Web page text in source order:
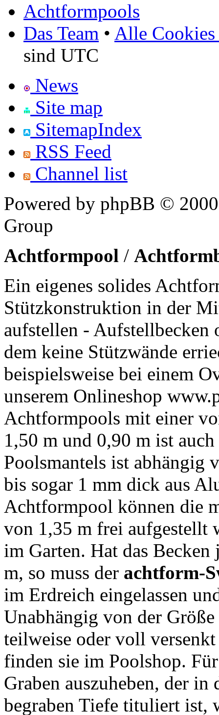
Achtformpools
Das Team • Alle Cookies
sind UTC
News
Site map
SitemapIndex
RSS Feed
Channel list
Powered by phpBB ©
Group
Achtformpool /
Ein eigenes solides
Stützkonstruktion in der
aufstellen - Aufstellbecken
dem keine Stützwände
beispielsweise bei einem
unserem Onlineshop
Achtformpools mit einer
1,50 m und 0,90 m ist
Poolsmantels ist abhängig
bis sogar 1 mm dick aus
Achtformpool können die
von 1,35 m frei aufgestellt
im Garten. Hat das
m, so muss der achtform-
im Erdreich eingelassen
Unabhängig von der
teilweise oder voll
finden sie im Poolshop.
Graben auszuheben, der
begraben Tiefe tituliert ist,